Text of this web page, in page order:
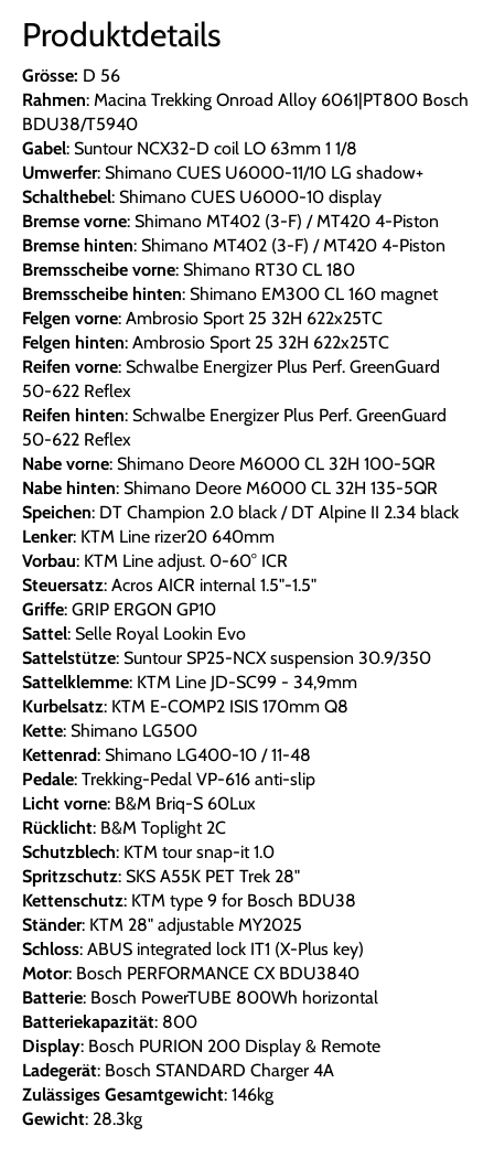
Produktdetails
Grösse: D 56
Rahmen: Macina Trekking Onroad Alloy 6061|PT800 Bosch
BDU38/T5940
Gabel: Suntour NCX32-D coil LO 63mm 1 1/8
Umwerfer: Shimano CUES U6000-11/10 LG shadow+
Schalthebel: Shimano CUES U6000-10 display
Bremse vorne: Shimano MT402 (3-F) / MT420 4-Piston
Bremse hinten: Shimano MT402 (3-F) / MT420 4-Piston
Bremsscheibe vorne: Shimano RT30 CL 180
Bremsscheibe hinten: Shimano EM300 CL 160 magnet
Felgen vorne: Ambrosio Sport 25 32H 622x25TC
Felgen hinten: Ambrosio Sport 25 32H 622x25TC
Reifen vorne: Schwalbe Energizer Plus Perf. GreenGuard
50-622 Reflex
Reifen hinten: Schwalbe Energizer Plus Perf. GreenGuard
50-622 Reflex
Nabe vorne: Shimano Deore M6000 CL 32H 100-5QR
Nabe hinten: Shimano Deore M6000 CL 32H 135-5QR
Speichen: DT Champion 2.0 black / DT Alpine II 2.34 black
Lenker: KTM Line rizer20 640mm
Vorbau: KTM Line adjust. 0-60° ICR
Steuersatz: Acros AICR internal 1.5"-1.5"
Griffe: GRIP ERGON GP10
Sattel: Selle Royal Lookin Evo
Sattelstütze: Suntour SP25-NCX suspension 30.9/350
Sattelklemme: KTM Line JD-SC99 - 34,9mm
Kurbelsatz: KTM E-COMP2 ISIS 170mm Q8
Kette: Shimano LG500
Kettenrad: Shimano LG400-10 / 11-48
Pedale: Trekking-Pedal VP-616 anti-slip
Licht vorne: B&M Briq-S 60Lux
Rücklicht: B&M Toplight 2C
Schutzblech: KTM tour snap-it 1.0
Spritzschutz: SKS A55K PET Trek 28"
Kettenschutz: KTM type 9 for Bosch BDU38
Ständer: KTM 28" adjustable MY2025
Schloss: ABUS integrated lock IT1 (X-Plus key)
Motor: Bosch PERFORMANCE CX BDU3840
Batterie: Bosch PowerTUBE 800Wh horizontal
Batteriekapazität: 800
Display: Bosch PURION 200 Display & Remote
Ladegerät: Bosch STANDARD Charger 4A
Zulässiges Gesamtgewicht: 146kg
Gewicht: 28.3kg